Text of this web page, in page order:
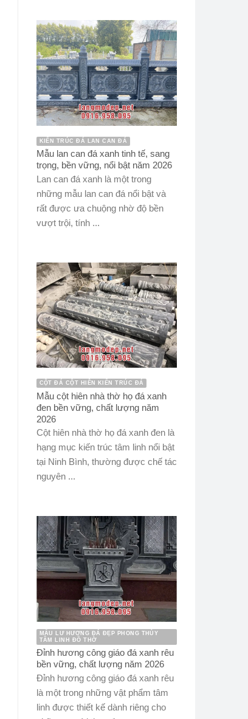
KIẾN TRÚC ĐÁ LAN CAN ĐÁ
Mẫu lan can đá xanh tinh tế, sang
trọng, bền vững, nổi bật năm 2026
Lan can đá xanh là một trong
những mẫu lan can đá nổi bật và
rất được ưa chuộng nhờ độ bền
vượt trội, tính ...
CỘT ĐÁ CỘT HIÊN KIẾN TRÚC ĐÁ
Mẫu cột hiên nhà thờ họ đá xanh
đen bền vững, chất lượng năm
2026
Cột hiên nhà thờ họ đá xanh đen là
hạng mục kiến trúc tâm linh nổi bật
tại Ninh Bình, thường được chế tác
nguyên ...
MẪU LƯ HƯƠNG ĐÁ ĐẸP PHONG THỦY
TÂM LINH ĐỒ THỜ
Đỉnh hương công giáo đá xanh rêu
bền vững, chất lượng năm 2026
Đỉnh hương công giáo đá xanh rêu
là một trong những vật phẩm tâm
linh được thiết kế dành riêng cho